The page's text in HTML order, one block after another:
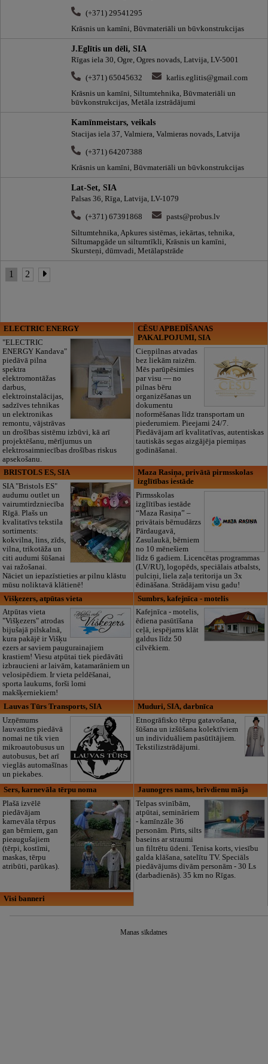
(+371) 29541295
Krāsnis un kamīni, Būvmateriāli un būvkonstrukcijas
J.Eglītis un dēli, SIA
Rīgas iela 30, Ogre, Ogres novads, Latvija, LV-5001
(+371) 65045632
karlis.eglitis@gmail.com
Krāsnis un kamīni, Siltumtehnika, Būvmateriāli un
būvkonstrukcijas, Metāla izstrādājumi
Kamīnmeistars, veikals
Stacijas iela 37, Valmiera, Valmieras novads, Latvija
(+371) 64207388
Krāsnis un kamīni, Būvmateriāli un būvkonstrukcijas
Lat-Set, SIA
Palsas 36, Rīga, Latvija, LV-1079
(+371) 67391868
pasts@probus.lv
Siltumtehnika, Apkures sistēmas, iekārtas, tehnika,
Siltumapgāde un siltumtīkli, Krāsnis un kamīni,
Skursteņi, dūmvadi, Metālapstrāde
1 2
ELECTRIC ENERGY
"ELECTRIC
ENERGY Kandava"
piedāvā pilna
spektra
elektromontāžas
darbus,
elektroinstalācijas,
sadzīves tehnikas
un elektronikas
remontu, vājstrāvas
un drošības sistēmu izbūvi, kā arī
projektēšanu, mērījumus un
elektrosaimniecības drošības riskus
apsekošanu.
CĒSU APBEDĪŠANAS
PAKALPOJUMI, SIA
Cieņpilnas atvadas
bez liekām raizēm.
Mēs parūpēsimies
par visu — no
pilnas bēru
organizēšanas un
dokumentu
noformēšanas līdz transportam un
piederumiem. Pieejami 24/7.
Piedāvājam arī kvalitatīvas, autentiskas
tautiskās segas aizgājēja piemiņas
godināšanai.
BRISTOLS ES, SIA
SIA "Bristols ES"
audumu outlet un
vairumtirdzniecība
Rīgā. Plašs un
kvalitatīvs tekstila
sortiments:
kokvilna, lins, zīds,
vilna, trikotāža un
citi audumi šūšanai
vai ražošanai.
Nāciet un iepazīstieties ar pilnu klāstu
mūsu noliktavā klātienē!
Maza Rasiņa, privātā pirmsskolas
izglītības iestāde
Pirmsskolas
izglītības iestāde
“Maza Rasiņa” –
privātais bērnudārzs
Pārdaugavā,
Zasulaukā, bērniem
no 10 mēnešiem
līdz 6 gadiem. Licencētas programmas
(LV/RU), logopēds, speciālais atbalsts,
pulciņi, liela zaļa teritorija un 3x
ēdināšana. Strādājam visu gadu!
Višķezers, atpūtas vieta
Atpūtas vieta
"Višķezers" atrodas
bijušajā pilskalnā,
kura pakājē ir Višķu
ezers ar saviem paugurainajiem
krastiem! Viesu atpūtai tiek piedāvāti
izbraucieni ar laivām, katamarāniem un
velosipēdiem. Ir vieta peldēšanai,
sporta laukums, forši lomi
makšķerniekiem!
Sumbrs, kafejnīca - motelis
Kafejnīca - motelis,
ēdiena pasūtīšana
ceļā, iespējams klāt
galdus līdz 50
cilvēkiem.
Lauvas Tūrs Transports, SIA
Uzņēmums
lauvastūrs piedāvā
nomai ne tik vien
mikroautobusus un
autobusus, bet arī
vieglās automašīnas
un piekabes.
Muduri, SIA, darbnīca
Etnogrāfisko tērpu gatavošana,
šūšana un izšūšana kolektīviem
un individuāliem pasūtītājiem.
Tekstilizstrādājumi.
Sers, karnevāla tērpu noma
Plašā izvēlē
piedāvājam
karnevāla tērpus
gan bērniem, gan
pieaugušajiem
(tērpi, kostīmi,
maskas, tērpu
atribūti, parūkas).
Jaunogres nams, brīvdienu māja
Telpas svinībām,
atpūtai, semināriem
- kamīnzāle 36
personām. Pirts, silts
baseins ar straumi
un filtrētu ūdeni. Tenisa korts, viesību
galda klāšana, satelītu TV. Speciāls
piedāvājums divām personām - 30 Ls
(darbadienās). 35 km no Rīgas.
Visi banneri
Manas sīkdatnes